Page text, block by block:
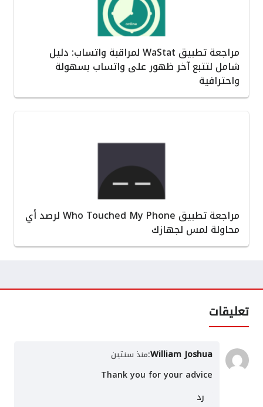
مراجعة تطبيق WaStat لمراقبة واتساب: دليل
شامل لتتبع آخر ظهور على واتساب بسهولة
واحترافية
مراجعة تطبيق Who Touched My Phone لرصد أي
محاولة لمس لجهازك
تعليقات
William Joshua
:منذ سنتين
Thank you for your advice
رد